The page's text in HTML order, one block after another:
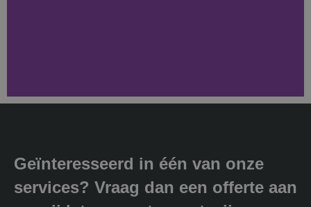
Geïnteresseerd in één van onze
services? Vraag dan een offerte aan